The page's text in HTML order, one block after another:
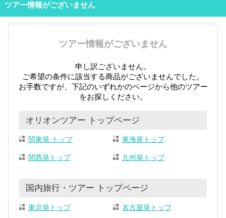
ツアー情報がございません
ツアー情報がございません
申し訳ございません。
ご希望の条件に該当する商品がございませんでした。
お手数ですが、下記のいずれかのページから他のツアー
をお探しください。
オリオンツアー トップページ
関東発 トップ 東海発トップ
関西発トップ 九州発トップ
国内旅行・ツアー トップページ
東京発トップ 名古屋発トップ